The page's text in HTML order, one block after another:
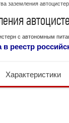
заземления
с автономным
реестр
Характеристики